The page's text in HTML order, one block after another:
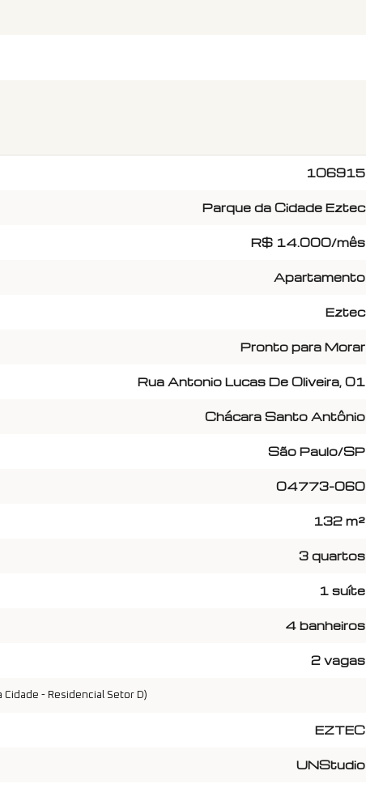
106915
Parque da Cidade Eztec
R$ 14.000/mês
Apartamento
Eztec
Pronto para Morar
Rua Antonio Lucas De Oliveira, 01
Chácara Santo Antônio
São Paulo/SP
04773-060
132 m²
3 quartos
1 suíte
4 banheiros
2 vagas
Cidade - Residencial Setor D)
EZTEC
UNStudio